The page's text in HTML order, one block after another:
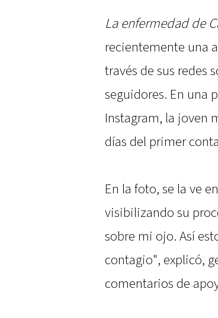
La enfermedad de
recientemente una
través de sus redes
seguidores. En una
Instagram, la joven
días del primer
En la foto, se la ve
visibilizando su
sobre mi ojo. Así
contagio", explicó,
comentarios de